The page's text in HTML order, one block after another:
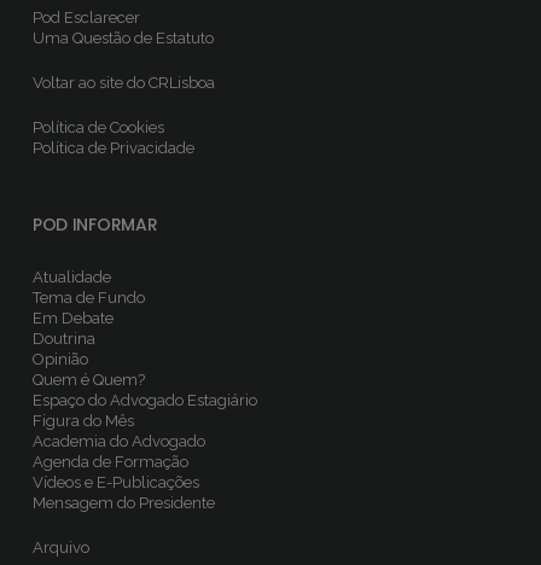
Pod Esclarecer
Uma Questão de Estatuto
Voltar ao site do CRLisboa
Política de Cookies
Política de Privacidade
POD INFORMAR
Atualidade
Tema de Fundo
Em Debate
Doutrina
Opinião
Quem é Quem?
Espaço do Advogado Estagiário
Figura do Mês
Academia do Advogado
Agenda de Formação
Vídeos e E-Publicações
Mensagem do Presidente
Arquivo